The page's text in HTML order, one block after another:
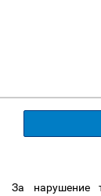
За нарушение